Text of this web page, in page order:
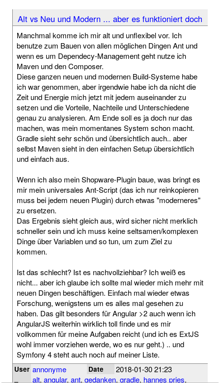
Alt vs Neu und Modern ... aber es funktioniert doch
Manchmal komme ich mir alt und unflexibel vor. Ich
benutze zum Bauen von allen möglichen Dingen Ant und
wenn es um Dependecy-Management geht nutze ich
Maven und den Composer.
Diese ganzen neuen und modernen Build-Systeme habe
ich war genommen, aber irgendwie habe ich da nicht die
Zeit und Energie mich jetzt mit jedem auseinander zu
setzen und die Vorteile, Nachteile und Unterschiedene
genau zu analysieren. Am Ende soll es ja doch nur das
machen, was mein momentanes System schon macht.
Gradle sieht sehr schön und übersichtlich auch.. aber
selbst Maven sieht in den einfachen Setup übersichtlich
und einfach aus.
Wenn ich also mein Shopware-Plugin baue, was bringt es
mir mein universales Ant-Script (das ich nur reinkopieren
muss bei jedem neuen Plugin) durch etwas "moderneres"
zu ersetzen.
Das Ergebnis sieht gleich aus, wird sicher nicht merklich
schneller sein und ich muss keine seltsamen/komplexen
Dinge über Variablen und so tun, um zum Ziel zu
kommen.
Ist das schlecht? Ist es nachvollziehbar? Ich weiß es
nicht... aber ich glaube ich sollte mal wieder mich mehr mit
neuen Dingen beschäftigen. Einfach mal wieder etwas
Forschung, wenigstens um es alles mal gesehen zu
haben. Das gilt besonders für Angular >2 auch wenn ich
AngularJS weiterhin wirklich toll finde und es mir
vollkommen für meine Aufgaben reicht (und ich es ExtJS
wohl immer vorziehen werde, wo es nur geht.) .. und
Symfony 4 steht auch noch auf meiner Liste.
User annonyme Date 2018-01-30 21:23
alt, angular, ant, gedanken, gradle, hannes pries,